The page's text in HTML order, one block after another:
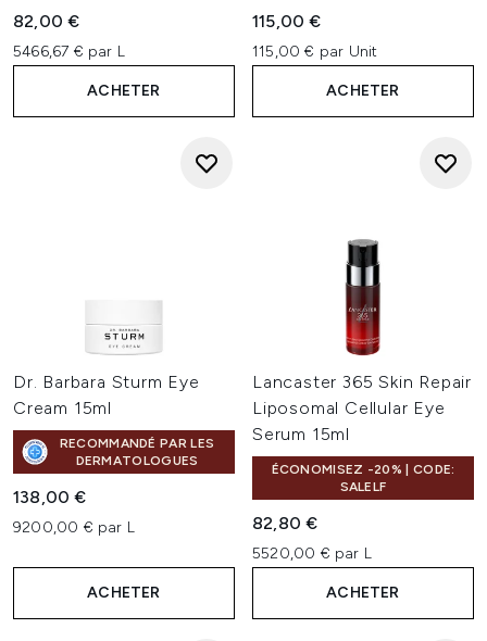
82,00 €
5466,67 € par L
ACHETER
115,00 €
115,00 € par Unit
ACHETER
Dr. Barbara Sturm Eye
Cream 15ml
RECOMMANDÉ PAR LES
DERMATOLOGUES
138,00 €
9200,00 € par L
ACHETER
Lancaster 365 Skin Repair
Liposomal Cellular Eye
Serum 15ml
ÉCONOMISEZ -20% | CODE:
SALELF
82,80 €
5520,00 € par L
ACHETER